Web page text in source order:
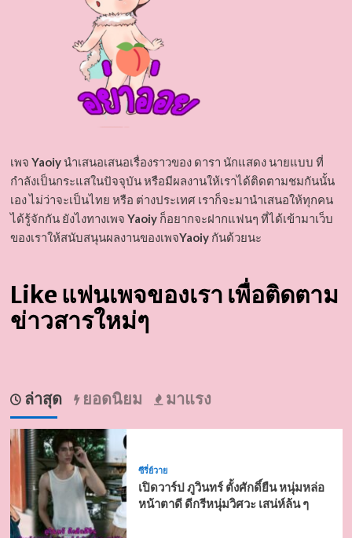
เพจ Yaoiyนำเสนอเสนอเรื่องราวของ ดารา นักแสดง นายแบบ ที่
กำลังเป็นกระแสในปัจจุบัน หรือมีผลงานให้เราได้ติดตามชมกันนั้น
เอง ไม่ว่าจะเป็นไทย หรือ ต่างประเทศ เราก็จะมานำเสนอให้ทุกคน
ได้รู้จักกัน ยังไงทางเพจ Yaoiyก็อยากจะฝากแฟนๆ ที่ได้เข้ามาเว็บ
ของเราให้สนับสนุนผลงานของเพจYaoiyกันด้วยนะ
Like แฟนเพจของเรา เพื่อติดตาม
ข่าวสารใหม่ๆ
ล่าสุด ยอดนิยม มาแรง
ซีรี่ย์วาย
เปิดวาร์ป ภูวินทร์ ตั้งศักดิ์ยืน หนุ่มหล่อ
หน้าตาดี ดีกรีหนุ่มวิศวะ เสน่ห์ล้น ๆ